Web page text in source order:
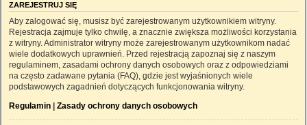
ZAREJESTRUJ SIĘ
Aby zalogować się, musisz być zarejestrowanym użytkownikiem witryny.
Rejestracja zajmuje tylko chwilę, a znacznie zwiększa możliwości korzystania
z witryny. Administrator witryny może zarejestrowanym użytkownikom nadać
wiele dodatkowych uprawnień. Przed rejestracją zapoznaj się z naszym
regulaminem, zasadami ochrony danych osobowych oraz z odpowiedziami
na często zadawane pytania (FAQ), gdzie jest wyjaśnionych wiele
podstawowych zagadnień dotyczących funkcjonowania witryny.
Regulamin | Zasady ochrony danych osobowych